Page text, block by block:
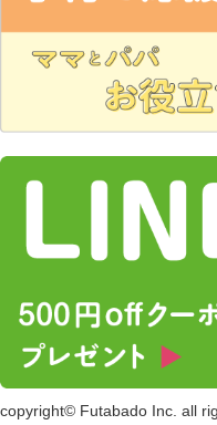
copyright© Futabado Inc. all